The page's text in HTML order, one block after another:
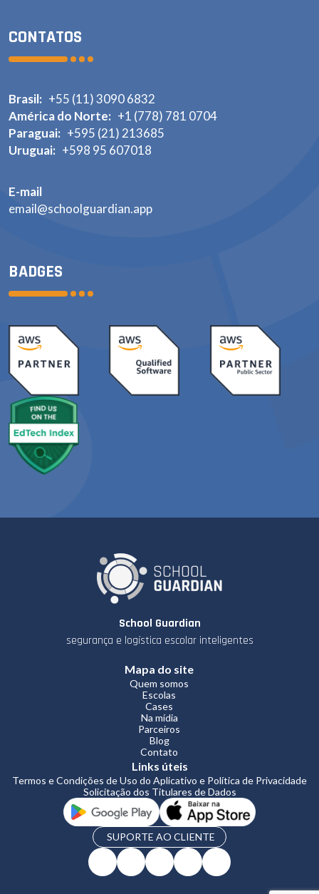
CONTATOS
Brasil: +55 (11) 3090 6832
América do Norte: +1 (778) 781 0704
Paraguai: +595 (21) 213685
Uruguai: +598 95 607018
E-mail
email@schoolguardian.app
BADGES
School Guardian
segurança e logística escolar inteligentes
Mapa do site
Quem somos
Escolas
Cases
Na mídia
Parceiros
Blog
Contato
Links úteis
Termos e Condições de Uso do Aplicativo e Política de Privacidade
Solicitação dos Titulares de Dados
SUPORTE AO CLIENTE